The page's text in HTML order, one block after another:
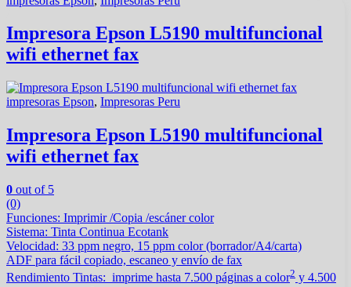
Impresora Epson L5190 multifuncional
wifi ethernet fax
impresoras Epson, Impresoras Peru
Impresora Epson L5190 multifuncional
wifi ethernet fax
0 out of 5
(0)
Funciones: Imprimir /Copia /escáner color
Sistema: Tinta Continua Ecotank
Velocidad: 33 ppm negro, 15 ppm color (borrador/A4/carta)
ADF para fácil copiado, escaneo y envío de fax
Rendimiento Tintas: imprime hasta 7.500 páginas a color2 y 4.500